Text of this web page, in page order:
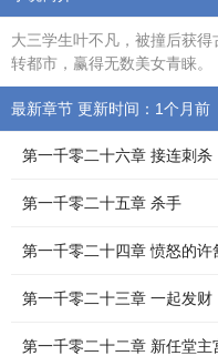
大三学生叶不凡，被撞后获
转都市，赢得无数美女青睐。
最新章节 更新时间：1个月前
第一千零二十六章 接连刺杀
第一千零二十五章 杀手
第一千零二十四章 愤怒的许
第一千零二十三章 一起发财
第一千零二十二章 新任堂主